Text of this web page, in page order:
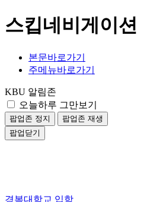
스킵네비게이션
본문바로가기
주메뉴바로가기
KBU 알림존
오늘하루 그만보기
팝업존 정지
팝업존 재생
팝업닫기
경복대학교 입학